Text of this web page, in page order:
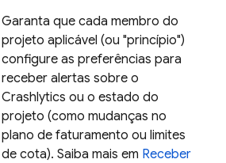
Garanta que cada membro do
projeto aplicável (ou "princípio")
configure as preferências para
receber alertas sobre o
Crashlytics ou o estado do
projeto (como mudanças no
plano de faturamento ou limites
de cota). Saiba mais em Receber